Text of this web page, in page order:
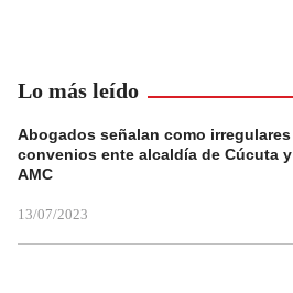
Lo más leído
Abogados señalan como irregulares
convenios ente alcaldía de Cúcuta y
AMC
13/07/2023